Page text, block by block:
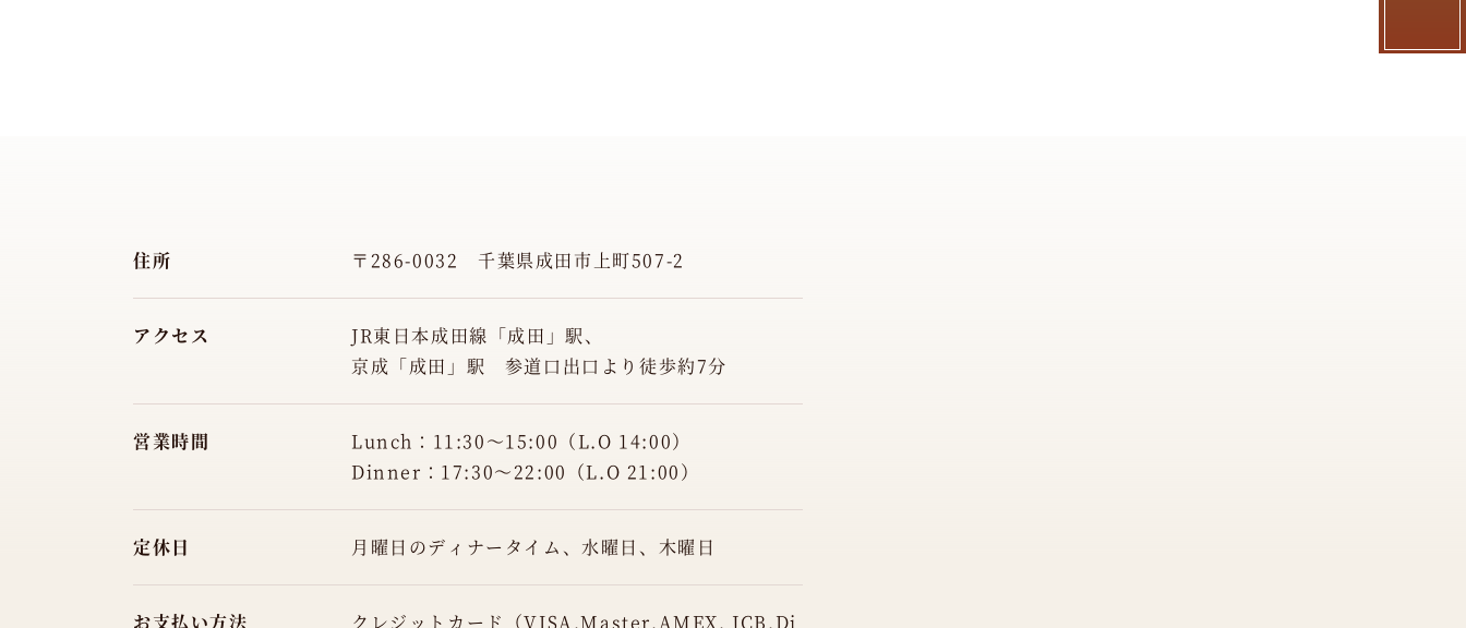
住所 〒286-0032 千葉県成田市上町507-2
アクセス
JR東日本成田線「成田」駅、
京成「成田」駅 参道口出口より徒歩約7分
営業時間
Lunch：11:30～15:00（L.O 14:00）
Dinner：17:30～22:00（L.O 21:00）
定休日 月曜日のディナータイム、水曜日、木曜日
お支払い方法
クレジットカード（VISA,Master,AMEX, JCB,Di